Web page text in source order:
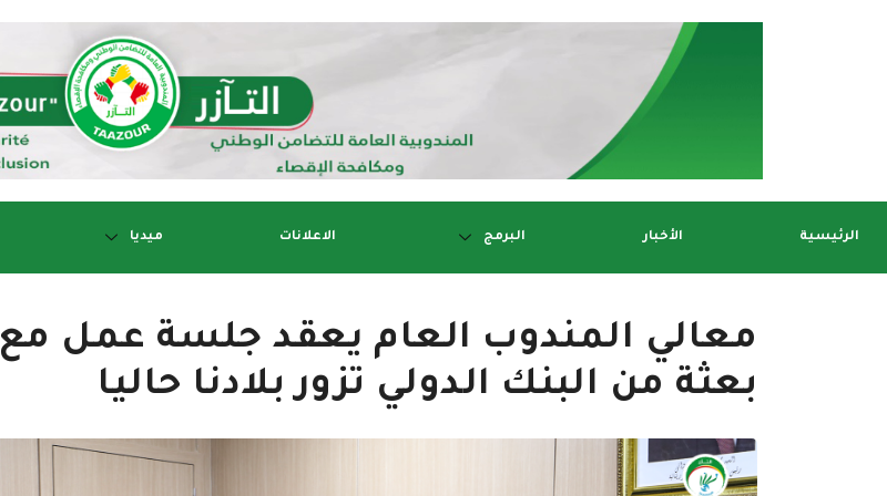
الرئيسية الأخبار البرمج الاعلانات ميديا
معالي المندوب العام يعقد جلسة عمل مع
بعثة من البنك الدولي تزور بلادنا حاليا